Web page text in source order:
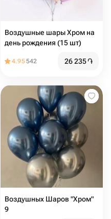
Воздушные шары Хром на
день рождения (15 шт)
4.95542 26 235֏
Воздушных Шаров "Хром"
9